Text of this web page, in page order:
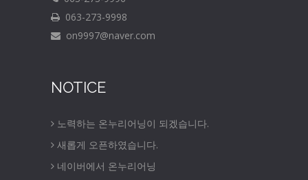
063-273-9998
on9997@naver.com
NOTICE
노력하는 온누리어닝이 되겠습니다.
새롭게 오픈하였습니다.
네이버에서 온누리어닝